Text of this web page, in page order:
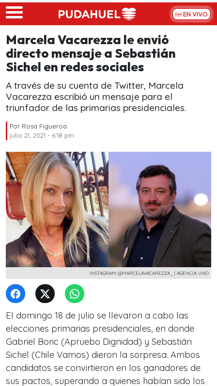
Skip to main content
EN VIVO
Marcela Vacarezza le envió
directo mensaje a Sebastián
Sichel en redes sociales
A través de su cuenta de Twitter, Marcela
Vacarezza escribió un mensaje para el
triunfador de las primarias presidenciales.
Por Rosa Figueroa
julio 21, 2021 - 6:18 pm
INSTAGRAM @MARCELAVACAREZZA_ | AGENCIA UNO
El domingo 18 de julio se llevaron a cabo las
elecciones primarias presidenciales, en donde
Gabriel Boric (Apruebo Dignidad) y Sebastián
Sichel (Chile Vamos) dieron la sorpresa. Ambos
candidatos se convirtieron en los ganadores de
sus pactos, superando a quienes habían sido los